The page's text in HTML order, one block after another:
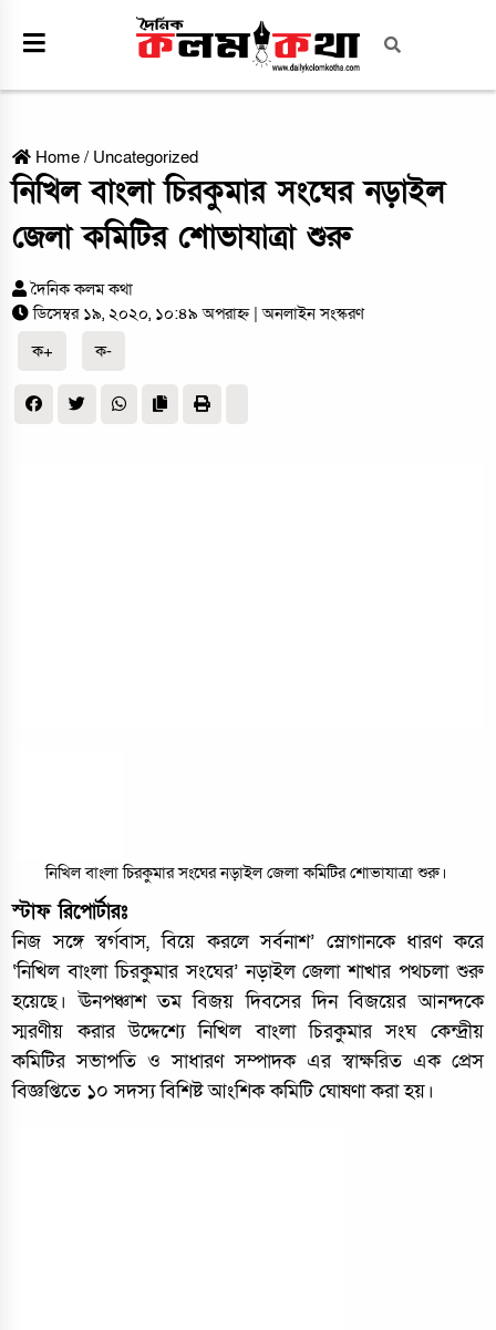
Home / Uncategorized
নিখিল বাংলা চিরকুমার সংঘের নড়াইল
জেলা কমিটির শোভাযাত্রা শুরু
দৈনিক কলম কথা
ডিসেম্বর ১৯, ২০২০, ১০:৪৯ অপরাহ্ন | অনলাইন সংস্করণ
ক+
ক-
নিখিল বাংলা চিরকুমার সংঘের নড়াইল জেলা কমিটির শোভাযাত্রা শুরু।
স্টাফ রিপোর্টারঃ
নিজ সঙ্গে স্বর্গবাস, বিয়ে করলে সর্বনাশ’ স্লোগানকে ধারণ করে
‘নিখিল বাংলা চিরকুমার সংঘের’ নড়াইল জেলা শাখার পথচলা শুরু
হয়েছে। ঊনপঞ্চাশ তম বিজয় দিবসের দিন বিজয়ের আনন্দকে
স্মরণীয় করার উদ্দেশ্যে নিখিল বাংলা চিরকুমার সংঘ কেন্দ্রীয়
কমিটির সভাপতি ও সাধারণ সম্পাদক এর স্বাক্ষরিত এক প্রেস
বিজ্ঞপ্তিতে ১০ সদস্য বিশিষ্ট আংশিক কমিটি ঘোষণা করা হয়।